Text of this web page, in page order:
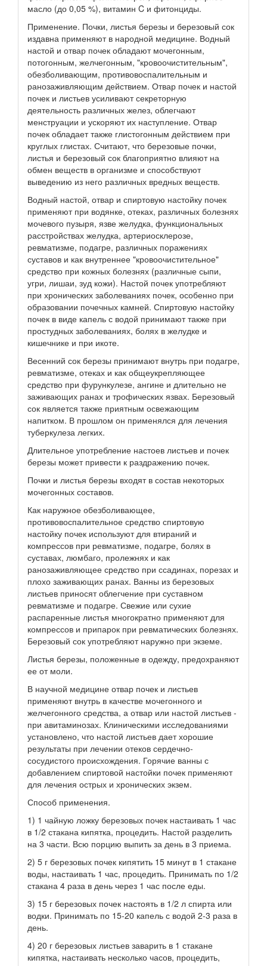
масло (до 0,05 %), витамин C и фитонциды.
Применение. Почки, листья березы и березовый сок
издавна применяют в народной медицине. Водный
настой и отвар почек обладают мочегонным,
потогонным, желчегонным, "кровоочистительным",
обезболивающим, противовоспалительным и
ранозаживляющим действием. Отвар почек и настой
почек и листьев усиливают секреторную
деятельность различных желез, облегчают
менструации и ускоряют их наступление. Отвар
почек обладает также глистогонным действием при
круглых глистах. Считают, что березовые почки,
листья и березовый сок благоприятно влияют на
обмен веществ в организме и способствуют
выведению из него различных вредных веществ.
Водный настой, отвар и спиртовую настойку почек
применяют при водянке, отеках, различных болезнях
мочевого пузыря, язве желудка, функциональных
расстройствах желудка, артериосклерозе,
ревматизме, подагре, различных поражениях
суставов и как внутреннее "кровоочистительное"
средство при кожных болезнях (различные сыпи,
угри, лишаи, зуд кожи). Настой почек употребляют
при хронических заболеваниях почек, особенно при
образовании почечных камней. Спиртовую настойку
почек в виде капель с водой принимают также при
простудных заболеваниях, болях в желудке и
кишечнике и при икоте.
Весенний сок березы принимают внутрь при подагре,
ревматизме, отеках и как общеукрепляющее
средство при фурункулезе, ангине и длительно не
заживающих ранах и трофических язвах. Березовый
сок является также приятным освежающим
напитком. В прошлом он применялся для лечения
туберкулеза легких.
Длительное употребление настоев листьев и почек
березы может привести к раздражению почек.
Почки и листья березы входят в состав некоторых
мочегонных составов.
Как наружное обезболивающее,
противовоспалительное средство спиртовую
настойку почек используют для втираний и
компрессов при ревматизме, подагре, болях в
суставах, люмбаго, пролежнях и как
ранозаживляющее средство при ссадинах, порезах и
плохо заживающих ранах. Ванны из березовых
листьев приносят облегчение при суставном
ревматизме и подагре. Свежие или сухие
распаренные листья многократно применяют для
компрессов и припарок при ревматических болезнях.
Березовый сок употребляют наружно при экземе.
Листья березы, положенные в одежду, предохраняют
ее от моли.
В научной медицине отвар почек и листьев
применяют внутрь в качестве мочегонного и
желчегонного средства, а отвар или настой листьев -
при авитаминозах. Клиническими исследованиями
установлено, что настой листьев дает хорошие
результаты при лечении отеков сердечно-
сосудистого происхождения. Горячие ванны с
добавлением спиртовой настойки почек применяют
для лечения острых и хронических экзем.
Способ применения.
1) 1 чайную ложку березовых почек настаивать 1 час
в 1/2 стакана кипятка, процедить. Настой разделить
на 3 части. Всю порцию выпить за день в 3 приема.
2) 5 г березовых почек кипятить 15 минут в 1 стакане
воды, настаивать 1 час, процедить. Принимать по 1/2
стакана 4 раза в день через 1 час после еды.
3) 15 г березовых почек настоять в 1/2 л спирта или
водки. Принимать по 15-20 капель с водой 2-3 раза в
день.
4) 20 г березовых листьев заварить в 1 стакане
кипятка, настаивать несколько часов, процедить,